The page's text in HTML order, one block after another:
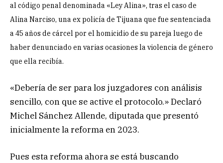
al código penal denominada «Ley Alina», tras el caso de
Alina Narciso, una ex policía de Tijuana que fue sentenciada
a 45 años de cárcel por el homicidio de su pareja luego de
haber denunciado en varias ocasiones la violencia de género
que ella recibía.
«Debería de ser para los juzgadores con análisis
sencillo, con que se active el protocolo.» Declaró
Michel Sánchez Allende, diputada que presentó
inicialmente la reforma en 2023.
Pues esta reforma ahora se está buscando